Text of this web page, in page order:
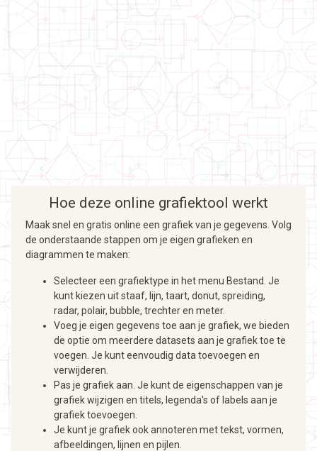
Hoe deze online grafiektool werkt
Maak snel en gratis online een grafiek van je gegevens. Volg
de onderstaande stappen om je eigen grafieken en
diagrammen te maken:
Selecteer een grafiektype in het menu Bestand. Je
kunt kiezen uit staaf, lijn, taart, donut, spreiding,
radar, polair, bubble, trechter en meter.
Voeg je eigen gegevens toe aan je grafiek, we bieden
de optie om meerdere datasets aan je grafiek toe te
voegen. Je kunt eenvoudig data toevoegen en
verwijderen.
Pas je grafiek aan. Je kunt de eigenschappen van je
grafiek wijzigen en titels, legenda's of labels aan je
grafiek toevoegen.
Je kunt je grafiek ook annoteren met tekst, vormen,
afbeeldingen, lijnen en pijlen.